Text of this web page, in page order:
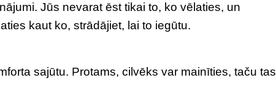
Jūs nevarat ēst tikai to, ko vēlaties, un
kaut ko, strādājiet, lai to iegūtu.
sajūtu. Protams, cilvēks var mainīties, taču tas